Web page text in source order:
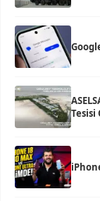
Tesisi